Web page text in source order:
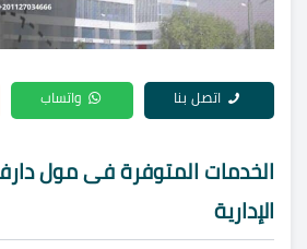
اتصل بنا واتساب
الخدمات المتوفرة فى مول
الإدارية